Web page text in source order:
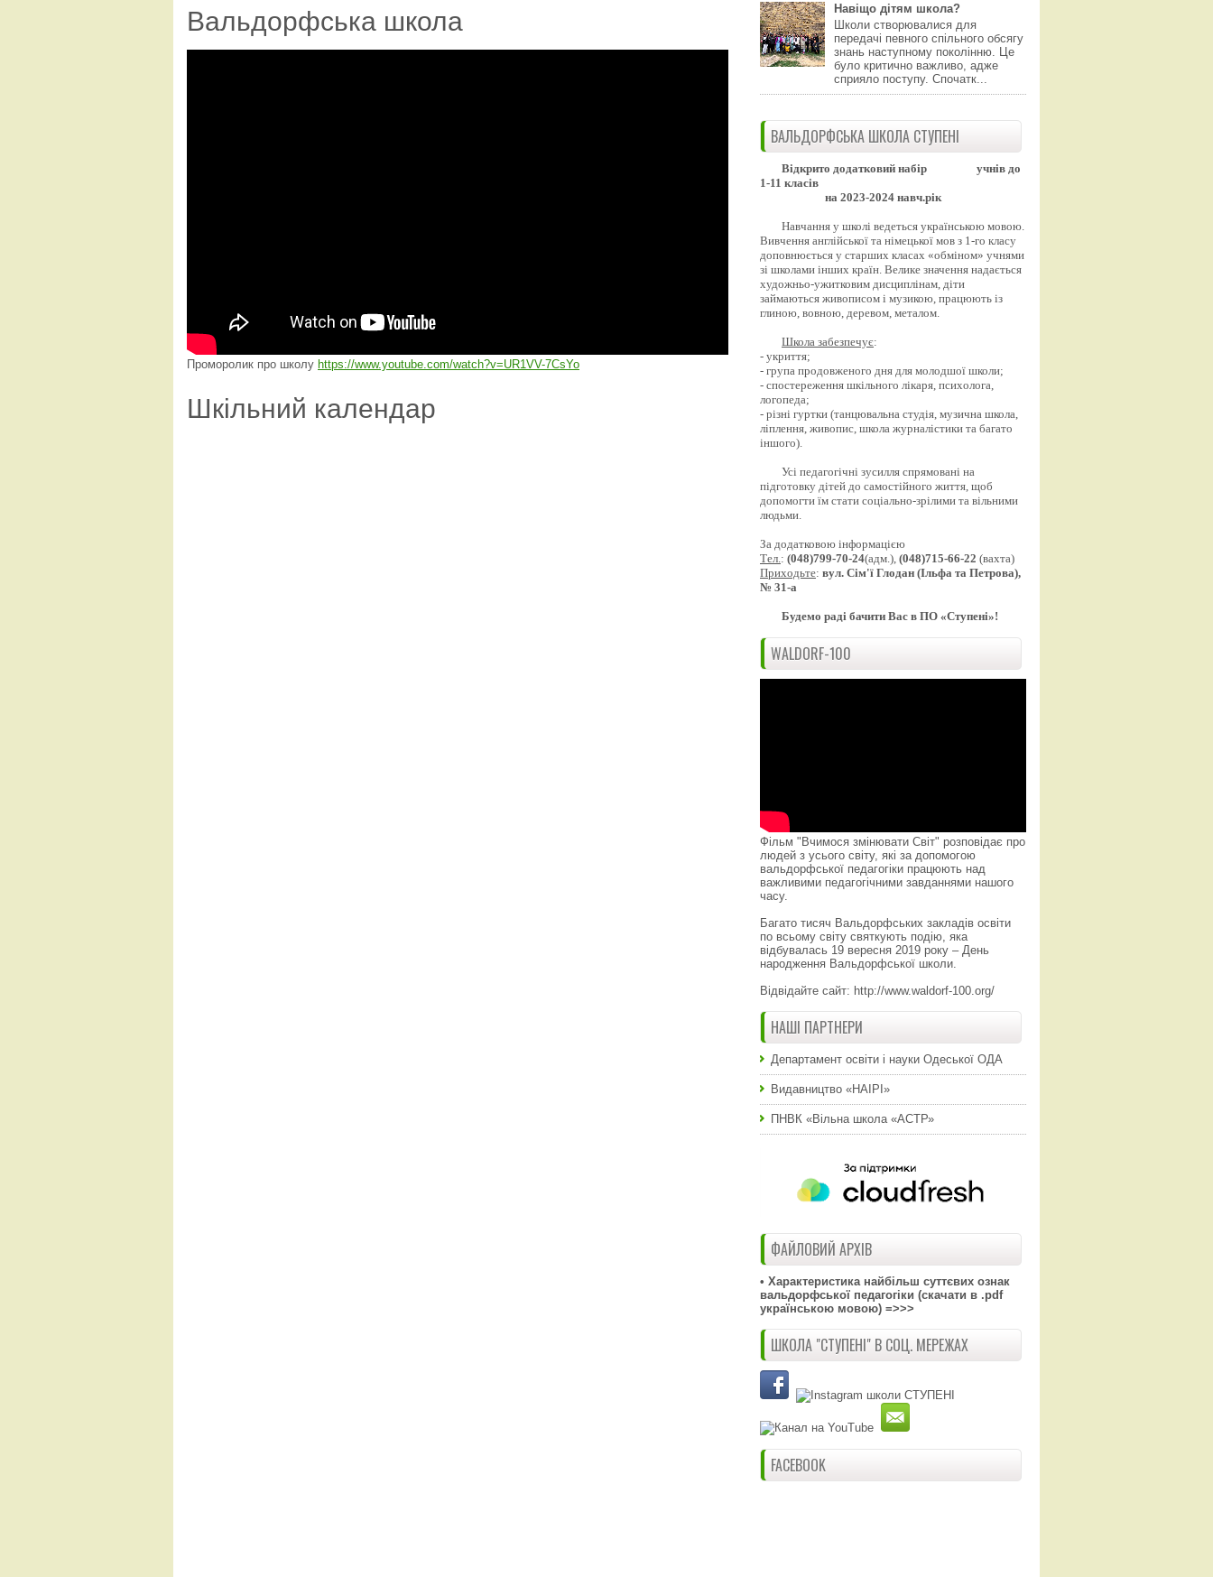
Вальдорфська школа
Проморолик про школу https://www.youtube.com/watch?v=UR1VV-7CsYo
Шкільний календар
Навіщо дітям школа?
Школи створювалися для
передачі певного спільного обсягу
знань наступному поколінню. Це
було критично важливо, адже
сприяло поступу. Спочатк...
ВАЛЬДОРФСЬКА ШКОЛА СТУПЕНІ
Відкрито додатковий набір
учнів до
1-11 класів
на 2023-2024 навч.рік
Навчання у школі ведеться українською мовою.
Вивчення англійської та німецької мов з 1-го класу
доповнюється у старших класах «обміном» учнями
зі школами інших країн. Велике значення надається
художньо-ужитковим дисциплінам, діти
займаються живописом і музикою, працюють із
глиною, вовною, деревом, металом.
Школа забезпечує:
- укриття;
- група продовженого дня для молодшої школи;
- спостереження шкільного лікаря, психолога,
логопеда;
- різні гуртки (танцювальна студія, музична школа,
ліплення, живопис, школа журналістики та багато
іншого).
Усі педагогічні зусилля спрямовані на
підготовку дітей до самостійного життя, щоб
допомогти їм стати соціально-зрілими та вільними
людьми.
За додатковою інформацією
Тел. : (048)799-70-24(адм.), (048)715-66-22 (вахта)
Приходьте: вул. Сім'ї Глодан (Ільфа та Петрова),
№ 31-а
Будемо раді бачити Вас в ПО «Ступені»!
WALDORF-100
Фільм "Вчимося змінювати Світ" розповідає про
людей з усього світу, які за допомогою
вальдорфської педагогіки працюють над
важливими педагогічними завданнями нашого
часу.
Багато тисяч Вальдорфських закладів освіти
по всьому світу святкують подію, яка
відбувалась 19 вересня 2019 року – День
народження Вальдорфської школи.
Відвідайте сайт: http://www.waldorf-100.org/
НАШІ ПАРТНЕРИ
Департамент освіти і науки Одеської ОДА
Видавництво «НАІРІ»
ПНВК «Вільна школа «АСТР»
ФАЙЛОВИЙ АРХІВ
• Характеристика найбільш суттєвих ознак
вальдорфської педагогіки (скачати в .pdf
українською мовою) =>>>
ШКОЛА "СТУПЕНІ" В СОЦ. МЕРЕЖАХ
FACEBOOK